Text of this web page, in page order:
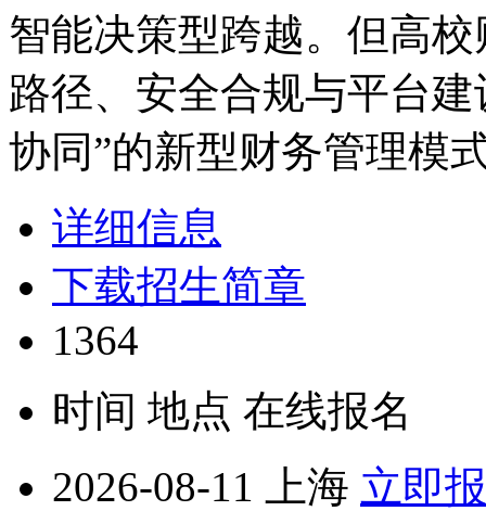
智能决策型跨越。但高
路径、安全合规与平台
协同”的新型财务管理模
详细信息
下载招生简章
1364
时间 地点 在线报名
2026-08-11
上海 立即